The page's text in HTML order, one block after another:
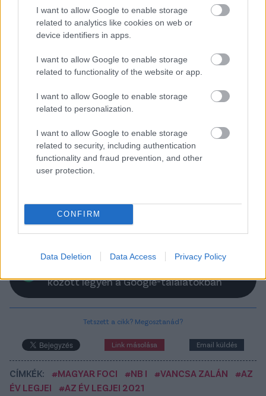
I want to allow Google to enable storage
related to analytics like cookies on web or
device identifiers in apps.
I want to allow Google to enable storage
related to functionality of the website or app.
I want to allow Google to enable storage
related to personalization.
I want to allow Google to enable storage
related to security, including authentication
functionality and fraud prevention, and other
user protection.
CONFIRM
Data Deletion Data Access Privacy Policy
NB I: Megvan az év edzője a
klubtulajdonosok és a vezetők
szavazatai alapján - exkluzív
Év vége közeledtével a csakfoci.hu immár hetedik
szavazásával. Honlapunk a 12 NB I-es klubtulajdonos,
illetve vezető szavazata alapján választotta meg
2021 legjeit öt kategóriában. Harmadikként jöjjön az
év edzője!
között legyen a Google-találatokban
Tetszett a cikk? Megosztanád?
Link másolása Email küldés
CÍMKÉK: #MAGYAR FOCI #NB I #VANCSA ZALÁN
#AZ
ÉV LEGJEI
#AZ ÉV LEGJEI 2021